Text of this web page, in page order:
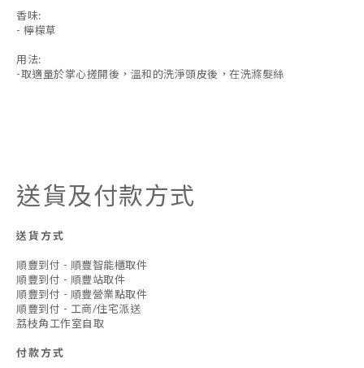
香味:
- 檸檬草
用法:
-取適量於掌心搓開後，溫和的洗淨頭皮後，在洗滌髮絲
送貨及付款方式
送貨方式
順豐到付 - 順豐智能櫃取件
順豐到付 - 順豐站取件
順豐到付 - 順豐營業點取件
順豐到付 - 工商/住宅派送
荔枝角工作室自取
付款方式